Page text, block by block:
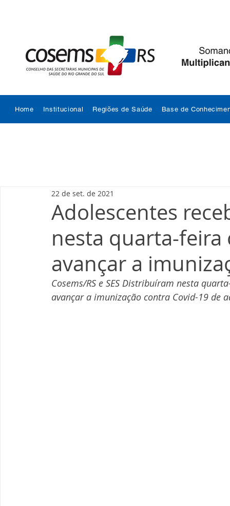
Home Institucional Regiões de Saúde Base de
Adolescentes
nesta quarta-
avançar a
22 de set. de 2021
Cosems/RS e SES Distribuíram nesta
avançar a imunização contra Covid-19 de